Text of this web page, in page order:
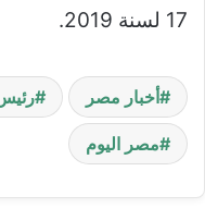
17 لسنة 2019.
أخبار مصر
مصر اليوم